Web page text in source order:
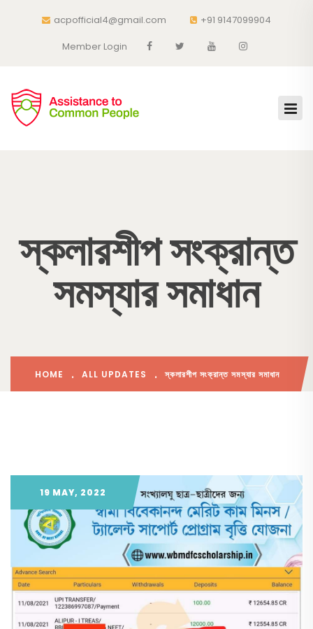
acpofficial4@gmail.com
+91 9147099904
Member Login
স্কলারশীপ সংক্রান্ত
সমস্যার সমাধান
HOME ALL UPDATES স্কলারশীপ সংক্রান্ত সমস্যার সমাধান
19 MAY, 2022